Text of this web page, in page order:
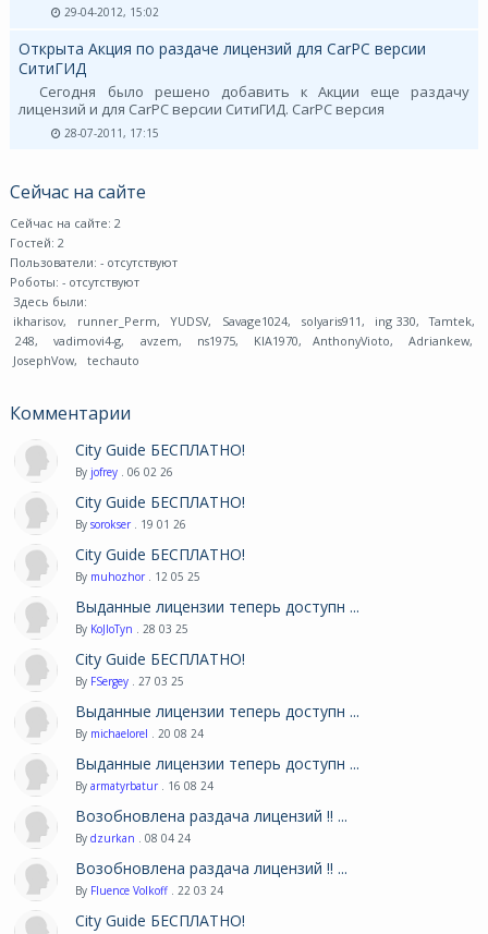
29-04-2012, 15:02
Открыта Акция по раздаче лицензий для CarPC версии
СитиГИД
Сегодня было решено добавить к Акции еще раздачу
лицензий и для CarPC версии СитиГИД. CarPC версия
28-07-2011, 17:15
Сейчас на сайте
Сейчас на сайте: 2
Гостей: 2
Пользователи: - отсутствуют
Роботы: - отсутствуют
Здесь были:
ikharisov, runner_Perm, YUDSV, Savage1024, solyaris911, ing 330, Tamtek,
248, vadimovi4-g, avzem, ns1975, KIA1970, AnthonyVioto, Adriankew,
JosephVow, techauto
Комментарии
City Guide БЕСПЛАТНО!
By jofrey . 06 02 26
City Guide БЕСПЛАТНО!
By sorokser . 19 01 26
City Guide БЕСПЛАТНО!
By muhozhor . 12 05 25
Выданные лицензии теперь доступн ...
By KoJIoTyn . 28 03 25
City Guide БЕСПЛАТНО!
By FSergey . 27 03 25
Выданные лицензии теперь доступн ...
By michaelorel . 20 08 24
Выданные лицензии теперь доступн ...
By armatyrbatur . 16 08 24
Возобновлена раздача лицензий !! ...
By dzurkan . 08 04 24
Возобновлена раздача лицензий !! ...
By Fluence Volkoff . 22 03 24
City Guide БЕСПЛАТНО!